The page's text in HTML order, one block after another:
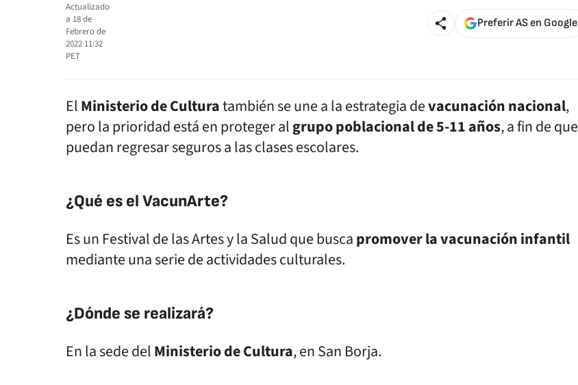
Actualizado
a 18 de
Febrero de
2022 11:32
PET
Preferir AS en Google
ElMinisterio de Culturatambién se une a la estrategia devacunación nacional,
pero la prioridad está en proteger algrupo poblacional de 5-11 años, a fin de que
puedan regresar seguros a las clases escolares.
¿Qué es el VacunArte?
Es un Festival de las Artes y la Salud que buscapromover la vacunación infantil
mediante una serie de actividades culturales.
¿Dónde se realizará?
En la sede delMinisterio de Cultura, en San Borja.